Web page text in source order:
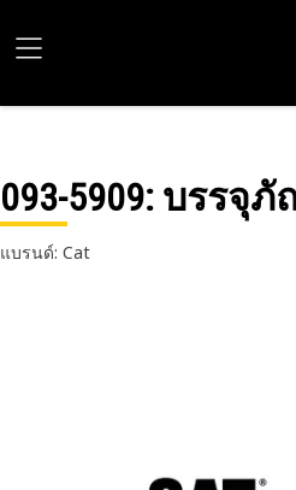
093-5909: บรรจุ
แบรนด์: Cat